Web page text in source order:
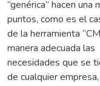
“genérica” hacen
puntos, como es el
de la herramienta
manera adecuada las
necesidades que se
de cualquier empresa,